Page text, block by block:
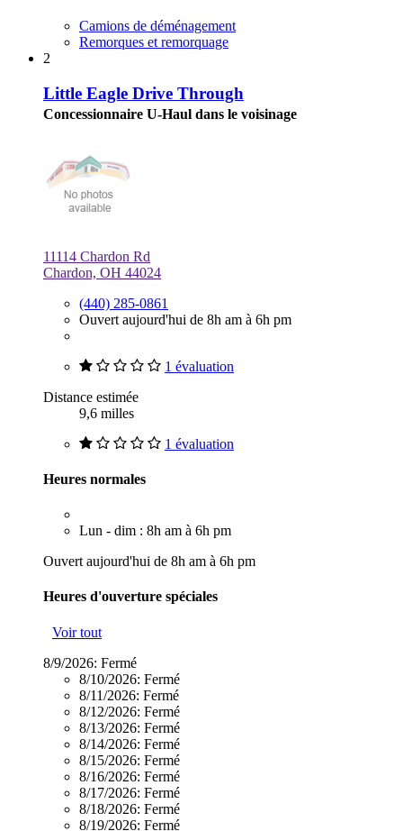
Camions de déménagement
Remorques et remorquage
2
Little Eagle Drive Through
Concessionnaire U-Haul dans le voisinage
11114 Chardon Rd
Chardon, OH 44024
(440) 285-0861
Ouvert aujourd'hui de 8h am à 6h pm
1 évaluation
Distance estimée
9,6 milles
1 évaluation
Heures normales
Lun - dim : 8h am à 6h pm
Ouvert aujourd'hui de 8h am à 6h pm
Heures d'ouverture spéciales
Voir tout
8/9/2026: Fermé
8/10/2026: Fermé
8/11/2026: Fermé
8/12/2026: Fermé
8/13/2026: Fermé
8/14/2026: Fermé
8/15/2026: Fermé
8/16/2026: Fermé
8/17/2026: Fermé
8/18/2026: Fermé
8/19/2026: Fermé